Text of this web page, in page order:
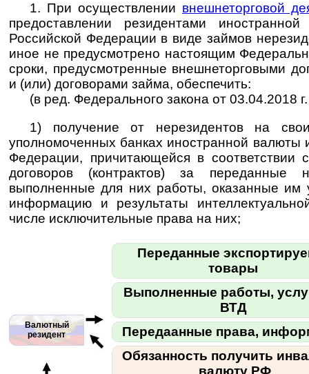
1. При осуществлении внешнеторговой
предоставлении резидентами
Российской Федерации в виде займов
иное не предусмотрено настоящим
сроки, предусмотренные внешнеторговыми
и (или) договорами займа, обеспечить:
(в ред. Федерального закона от 03.04.2018
1) получение от нерезидентов на
уполномоченных банках иностранной валюты
Федерации, причитающейся в соответствии
договоров (контрактов) за переданные
выполненные для них работы, оказанные им
информацию и результаты
числе исключительные права на них;
Валютный
резидент
Переданные
товары
Выполненные работы,
ВТД
Передаанные права,
Обязанность получить